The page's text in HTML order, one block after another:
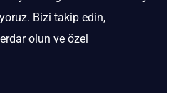
Bizi takip edin,
olun ve özel